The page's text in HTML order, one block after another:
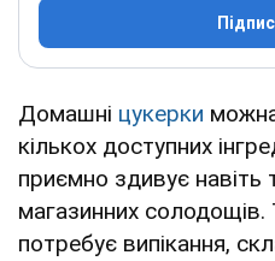
Домашні цукерки
кількох доступних
приємно здивує навіть
магазинних солодощів.
потребує випікання,